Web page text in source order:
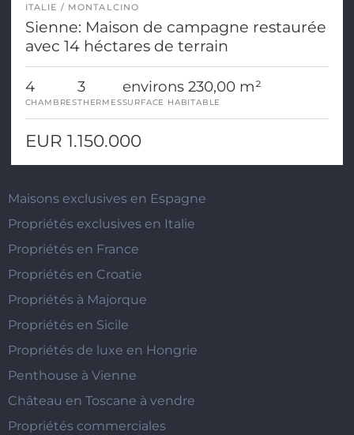
ITALIE MONTALCINO
Sienne: Maison de campagne restaurée
avec 14 héctares de terrain
4
CHAMBRES
3
THERMES
environs 230,00 m²
SURFACE HABITABLE
EUR 1.150.000
Maisons exclusives en Espagne
Propriétés exclusives en Italie
Propriétés en France
Propriétés en Croatie
Propriétés à Majorque
Propriétés en Sicile
Propriétés de luxe en Hongrie
Penthouse à Vienne
Château en Toscane à vendre
Propriétés commerciales